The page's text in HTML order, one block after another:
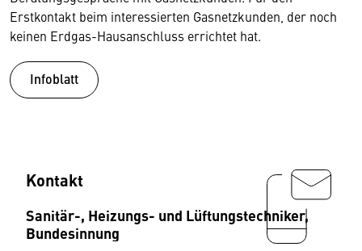
Erstkontakt beim interessierten Gasnetzkunden, der noch
keinen Erdgas-Hausanschluss errichtet hat.
Infoblatt
Kontakt
Sanitär-, Heizungs- und Lüftungstechniker,
Bundesinnung